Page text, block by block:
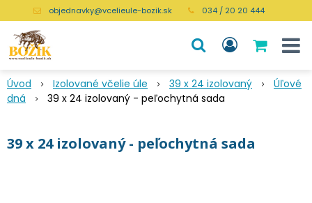
objednavky@vcelieule-bozik.sk 034 / 20 20 444
Úvod Izolované včelie úle 39 x 24 izolovaný
Úľové
dná
39 x 24 izolovaný - peľochytná sada
39 x 24 izolovaný - peľochytná sada